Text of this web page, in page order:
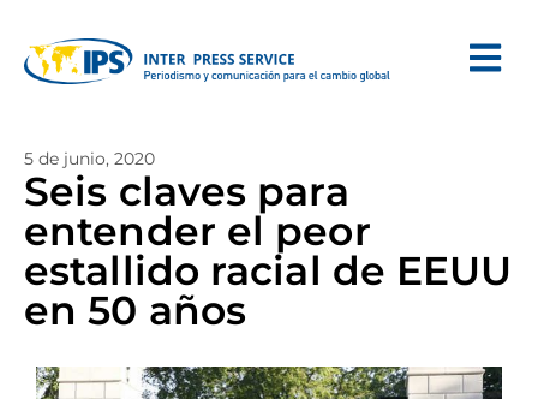
5 de junio, 2020
Seis claves para
entender el peor
estallido racial de EEUU
en 50 años